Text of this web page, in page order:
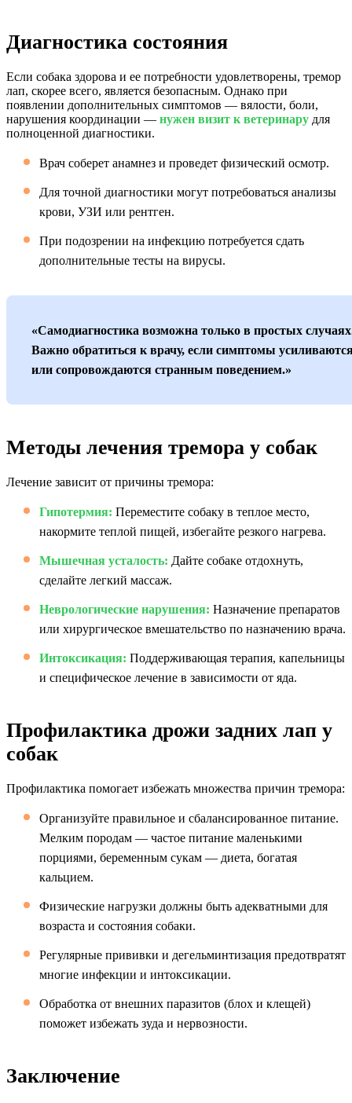
Диагностика состояния
Если собака здорова и ее потребности удовлетворены, тремор
лап, скорее всего, является безопасным. Однако при
появлении дополнительных симптомов — вялости, боли,
нарушения координации — нужен визит к ветеринару для
полноценной диагностики.
Врач соберет анамнез и проведет физический осмотр.
Для точной диагностики могут потребоваться анализы
крови, УЗИ или рентген.
При подозрении на инфекцию потребуется сдать
дополнительные тесты на вирусы.
«Самодиагностика возможна только в простых
Важно обратиться к врачу, если симптомы
или сопровождаются странным поведением.»
Методы лечения тремора у собак
Лечение зависит от причины тремора:
Гипотермия: Переместите собаку в теплое место,
накормите теплой пищей, избегайте резкого нагрева.
Мышечная усталость: Дайте собаке отдохнуть,
сделайте легкий массаж.
Неврологические нарушения: Назначение препаратов
или хирургическое вмешательство по назначению врача.
Интоксикация: Поддерживающая терапия, капельницы
и специфическое лечение в зависимости от яда.
Профилактика дрожи задних лап у
собак
Профилактика помогает избежать множества причин тремора:
Организуйте правильное и сбалансированное питание.
Мелким породам — частое питание маленькими
порциями, беременным сукам — диета, богатая
кальцием.
Физические нагрузки должны быть адекватными для
возраста и состояния собаки.
Регулярные прививки и дегельминтизация предотвратят
многие инфекции и интоксикации.
Обработка от внешних паразитов (блох и клещей)
поможет избежать зуда и нервозности.
Заключение